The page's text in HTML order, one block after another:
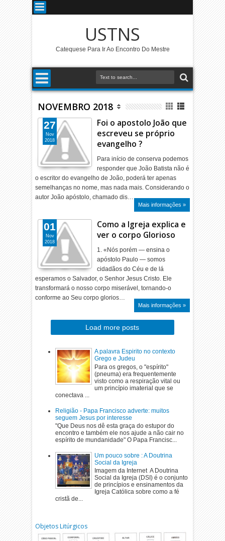
USTNS
Catequese Para Ir Ao Encontro Do Mestre
NOVEMBRO 2018
Foi o apostolo João que
escreveu se próprio
evangelho ?
Para início de conserva podemos
responder que João Batista não é
o escritor do evangelho de João, poderá ter apenas
semelhanças no nome, mas nada mais. Considerando o
autor João apóstolo, chamado dis…
Mais informações »
27
Nov
2018
Como a Igreja explica e
ver o corpo Glorioso
1. «Nós porém — ensina o
apóstolo Paulo — somos
cidadãos do Céu e de lá
esperamos o Salvador, o Senhor Jesus Cristo. Ele
transformará o nosso corpo miserável, tornando-o
conforme ao Seu corpo glorios…
Mais informações »
01
Nov
2018
Load more posts
A palavra Espirito no contexto
Grego e Judeu
Para os gregos, o "espírito"
(pneuma) era frequentemente
visto como a respiração vital ou
um princípio imaterial que se
conectava ...
Religião - Papa Francisco adverte: muitos
seguem Jesus por interesse
"Que Deus nos dê esta graça do estupor do
encontro e também ele nos ajude a não cair no
espírito de mundanidade" O Papa Francisc...
Um pouco sobre : A Doutrina
Social da Igreja
Imagem da Internet A Doutrina
Social da Igreja (DSI) é o conjunto
de princípios e ensinamentos da
Igreja Católica sobre como a fé
cristã de...
Objetos Litúrgicos